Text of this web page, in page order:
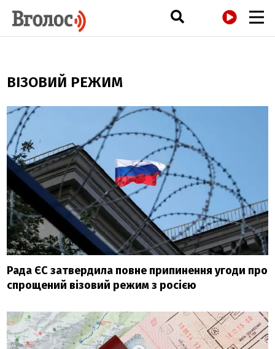
ВІЗОВИЙ РЕЖИМ
Рада ЄС затвердила повне припинення угоди про
спрощений візовий режим з росією